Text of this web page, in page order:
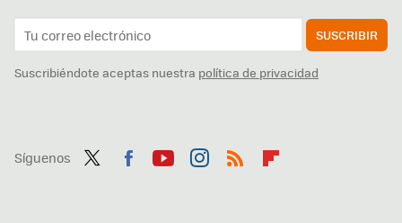
SUSCRIBIR
Suscribiéndote aceptas nuestra política de privacidad
Síguenos